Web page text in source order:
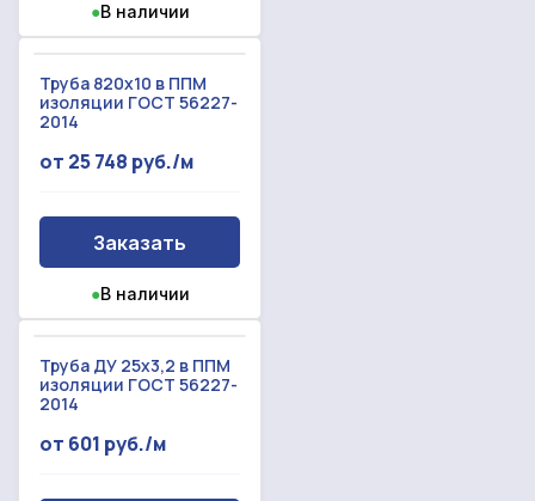
●В наличии
Труба 820х10 в ППМ
изоляции ГОСТ 56227-
2014
от 25 748 руб./м
Заказать
●В наличии
Труба ДУ 25х3,2 в ППМ
изоляции ГОСТ 56227-
2014
от 601 руб./м